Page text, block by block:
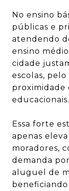
No ensino
públicas e
atendendo
ensino
cidade
escolas,
proximidade
educacionais.
Essa forte
apenas
moradores,
demanda
aluguel de